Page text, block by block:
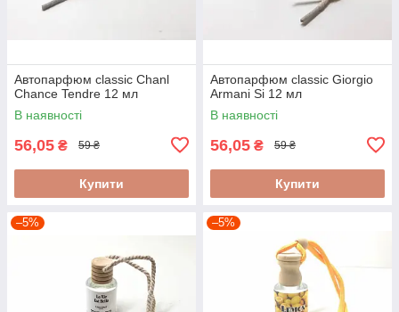
Автопарфюм classic Chanl
Chance Tendre 12 мл
В наявності
56,05 ₴ 59 ₴
Купити
Автопарфюм classic Giorgio
Armani Si 12 мл
В наявності
56,05 ₴ 59 ₴
Купити
–5% –5%